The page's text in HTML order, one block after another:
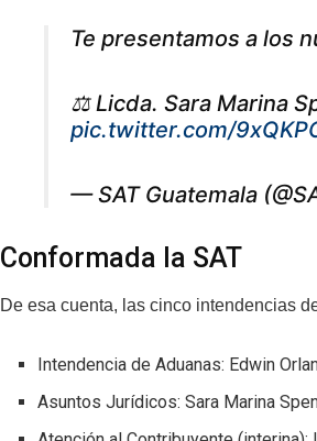
Te presentamos a los
⚖️ Licda. Sara Marina
pic.twitter.com/
— SAT Guatemala
Conformada la SAT
De esa cuenta, las cinco intendencias
Intendencia de Aduanas: Edwin
Asuntos Jurídicos: Sara Marina